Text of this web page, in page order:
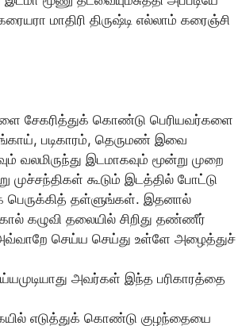
மாதிரி திருஷ்டி எல்லாம் கரைஞ்சி
சேகரித்துக் கொண்டு பெரியவர்களை
படிகாரம், தெருமண் இவை
வலமிருந்து இடமாகவும் மூன்று முறை
முச்சந்திகள் கூடும் இடத்தில் போட்டு
பெருக்கித் தள்ளுங்கள். இதனால்
கழுவி தலையில் சிறிது தண்ணீர்
செய்ய செய்து உள்ளே அழைத்துச்
அவர்கள் இந்த பரிகாரத்தை
எடுத்துக் கொண்டு குழந்தையை